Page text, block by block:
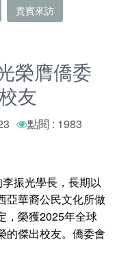
貴賓來訪
榮膺僑委
友
點閱 : 1983
振光學長，長期以
亞華裔公民文化所做
，榮獲2025年全球
的傑出校友。僑委會